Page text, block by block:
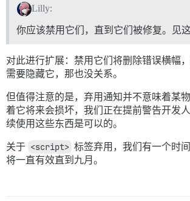
Lilly:
你应该禁用它们，直到它们被修复。见这
对此进行扩展：禁用它们将删除错误横幅
需要隐藏它，那也没关系。
但值得注意的是，弃用通知并不意味着某
着它将来会损坏，我们正在提前警告开发
续使用这些东西是可以的。
关于 <script> 标签弃用，我们有一个时
将一直有效直到九月。